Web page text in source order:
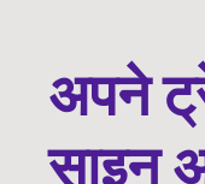
अपने
साइन